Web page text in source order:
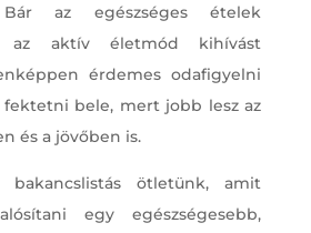
az egészséges ételek
az aktív életmód kihívást
érdemes odafigyelni
bele, mert jobb lesz az
és a jövőben is.
ötletünk, amit
egy egészségesebb,